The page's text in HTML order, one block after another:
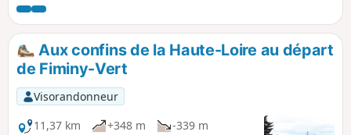
hauteur et le retour s'effectue par la route des crêtes reliant
Saint-Étienne à Firminy. Mise en garde modérateur au
15/02/2021 :problème de propriété privée en (1), voir les
avis en bas de page
Aux confins de la Haute-Loire au départ
de Fiminy-Vert
Visorandonneur
11,37 km
+348 m
-339 m